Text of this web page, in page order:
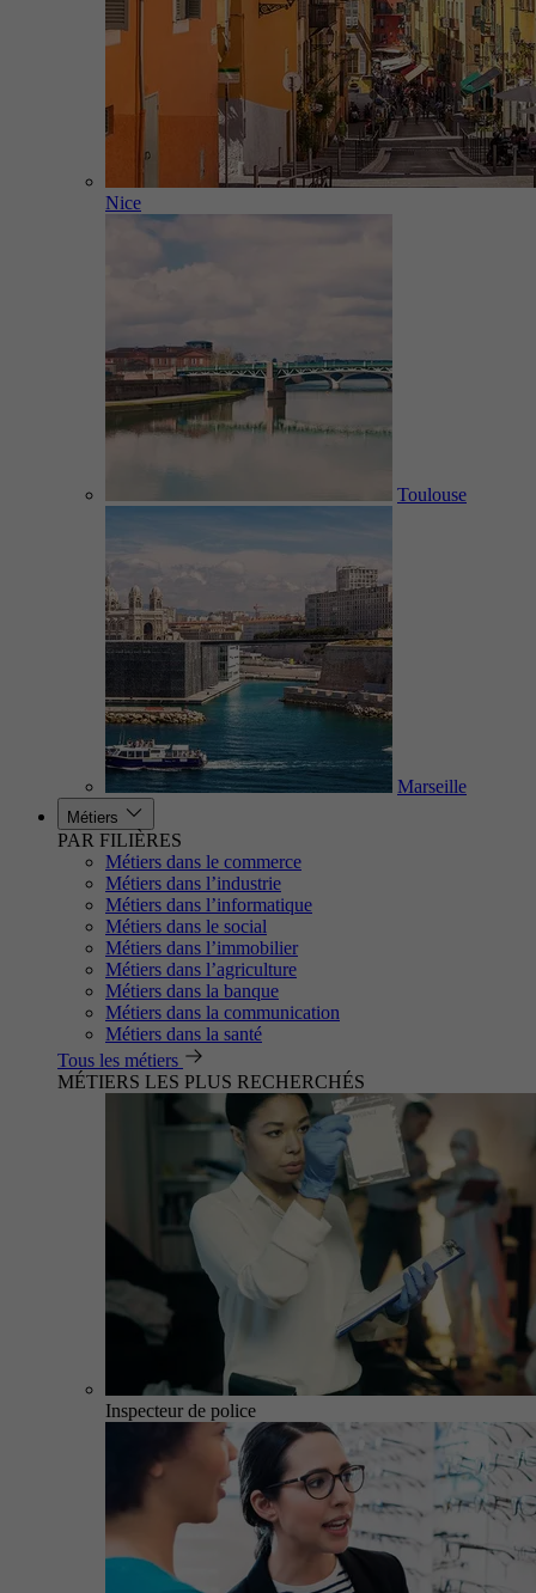
Nice
Toulouse
Marseille
Métiers
PAR FILIÈRES
Métiers dans le commerce
Métiers dans l’industrie
Métiers dans l’informatique
Métiers dans le social
Métiers dans l’immobilier
Métiers dans l’agriculture
Métiers dans la banque
Métiers dans la communication
Métiers dans la santé
Tous les métiers
MÉTIERS LES PLUS RECHERCHÉS
Inspecteur de police